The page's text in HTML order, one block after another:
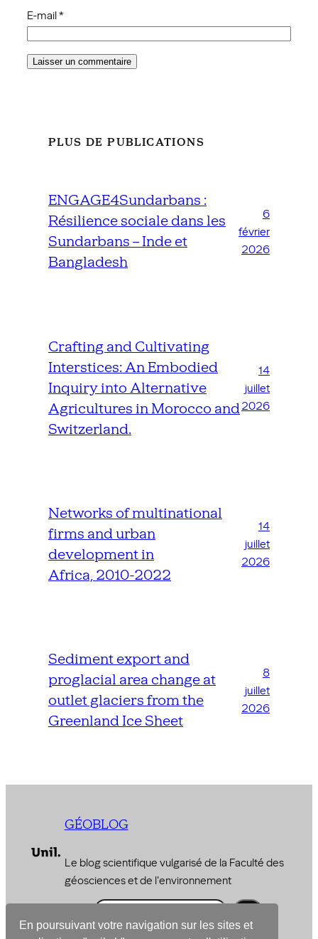
En poursuivant votre navigation sur les sites et
E-mail*
PLUS DE PUBLICATIONS
ENGAGE4Sundarbans :
Résilience sociale dans les
Sundarbans – Inde et
Bangladesh
6
février
2026
Crafting and Cultivating
Interstices: An Embodied
Inquiry into Alternative
Agricultures in Morocco and
Switzerland.
14
juillet
2026
Networks of multinational
firms and urban
development in
Africa, 2010-2022
14
juillet
2026
Sediment export and
proglacial area change at
outlet glaciers from the
Greenland Ice Sheet
8
juillet
2026
GÉOBLOG
Le blog scientifique vulgarisé de la Faculté des
géosciences et de l'environnement
R
e